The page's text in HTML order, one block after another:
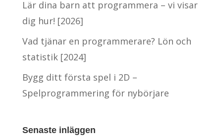
Lär dina barn att programmera – vi visar
dig hur! [2026]
Vad tjänar en programmerare? Lön och
statistik [2024]
Bygg ditt första spel i 2D –
Spelprogrammering för nybörjare
Senaste inläggen